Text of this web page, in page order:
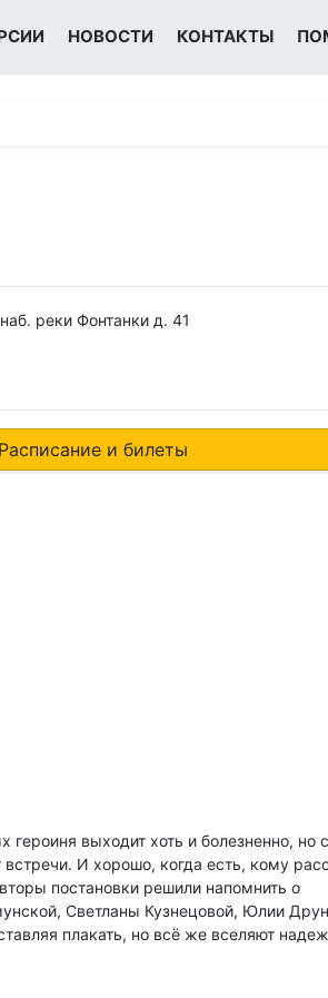
НОВОСТИ КОНТАКТЫ
реки Фонтанки д. 41
Расписание и билеты
выходит хоть и болезненно, но с
И хорошо, когда есть, кому
постановки решили напомнить о
Светланы Кузнецовой, Юлии
плакать, но всё же вселяют